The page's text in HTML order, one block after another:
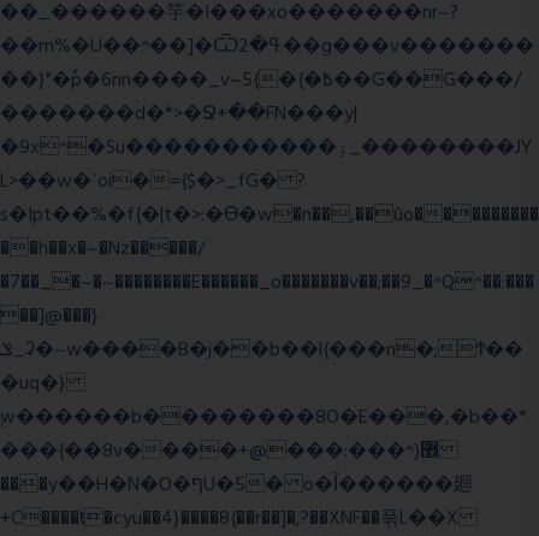
��_������竽�I���xo�������nr~?
��m%�U��^��]�Ѿߟ�2��g���v�������
��}"�ٗp�6nn����_v~5{�{�߿��G��G���/
�������d�*>�Ջ+��FN���y|
�9x^�Su�����������ۏ_��������JY
L>��w�ˋoi�={$�>_fG� ?
s�Ipt��%�f{�|t�>:�ϴ�w�n��,��ûo���������
��h��x�~�Nz�����/
�7��_�~�~��������E������_o�������v��;��9_�^Q^��:���
��]@���}
ݏ_ʡ�~w����B�j��b��l{���n�;Ϯ��
�uq�}
ֲw������b��������8O�E���,�b��*
���{��8v����+@���:���^)޾
���y��H�N�O�ףU�5� o�Ȉ������廻
+C����ŧ�cyu��4}����8{��r��]�,?��XNF��푺L��X